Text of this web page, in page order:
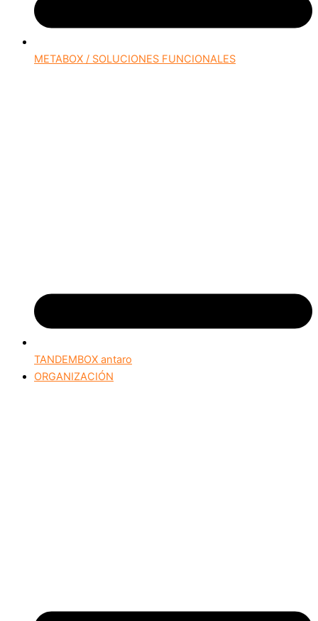
METABOX / SOLUCIONES FUNCIONALES
TANDEMBOX antaro
ORGANIZACIÓN